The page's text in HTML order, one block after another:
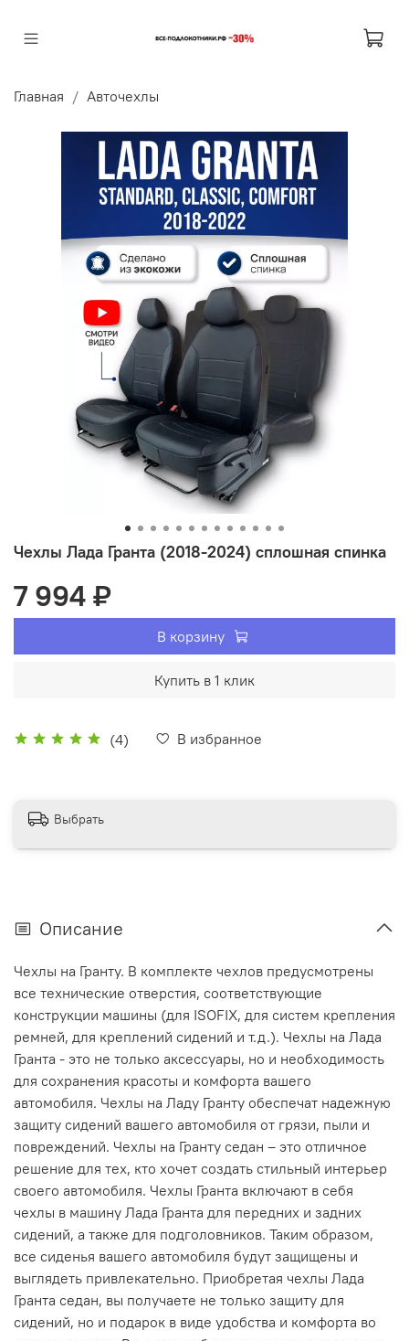
Главная Авточехлы
Чехлы Лада Гранта (2018-2024) сплошная спинка
(4) В избранное
7 994 ₽
В корзину
Купить в 1 клик
Выбрать
Описание
Чехлы на Гранту. В комплекте чехлов предусмотрены
все технические отверстия, соответствующие
конструкции машины (для ISOFIX, для систем крепления
ремней, для креплений сидений и т.д.). Чехлы на Лада
Гранта - это не только аксессуары, но и необходимость
для сохранения красоты и комфорта вашего
автомобиля. Чехлы на Ладу Гранту обеспечат надежную
защиту сидений вашего автомобиля от грязи, пыли и
повреждений. Чехлы на Гранту седан – это отличное
решение для тех, кто хочет создать стильный интерьер
своего автомобиля. Чехлы Гранта включают в себя
чехлы в машину Лада Гранта для передних и задних
сидений, а также для подголовников. Таким образом,
все сиденья вашего автомобиля будут защищены и
выглядеть привлекательно. Приобретая чехлы Лада
Гранта седан, вы получаете не только защиту для
сидений, но и подарок в виде удобства и комфорта во